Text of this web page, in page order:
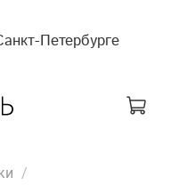
Петербурге